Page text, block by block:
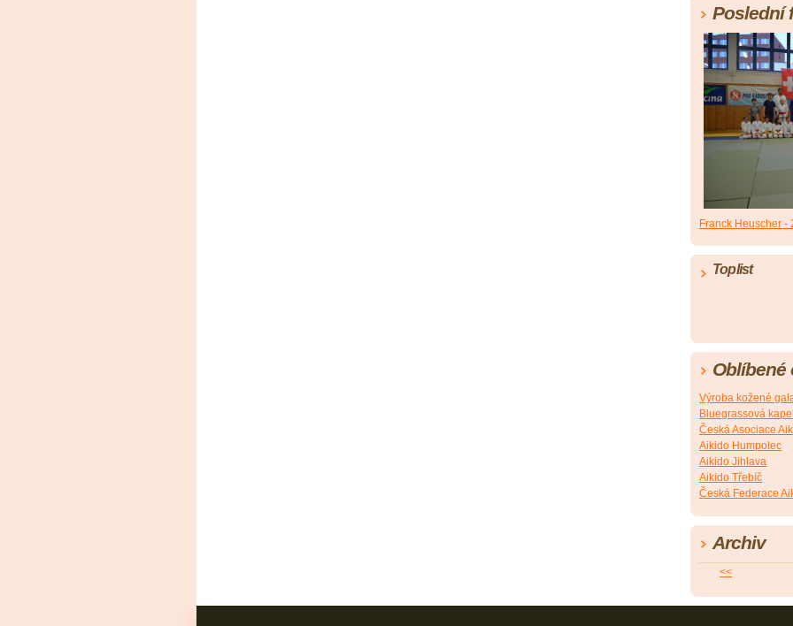
Poslední
Franck Heuscher -
Toplist
Oblíbené
Výroba kožené
Bluegrassová
Česká Asociace
Aikido Humpolec
Aikido Jihlava
Aikido Třebíč
Česká Federace
Archiv
<<